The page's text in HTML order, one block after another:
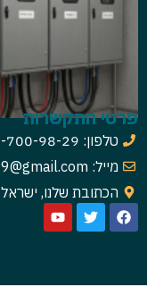
פרטי התקשרות
טלפון: 074-700-98-29
מייל: ziadzeraene99@gmail.com
הכתובת שלנו, ישראל